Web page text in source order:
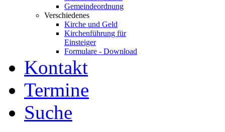
Gemeindeordnung
Verschiedenes
Kirche und Geld
Kirchenführung für
Einsteiger
Formulare - Download
Kontakt
Termine
Suche